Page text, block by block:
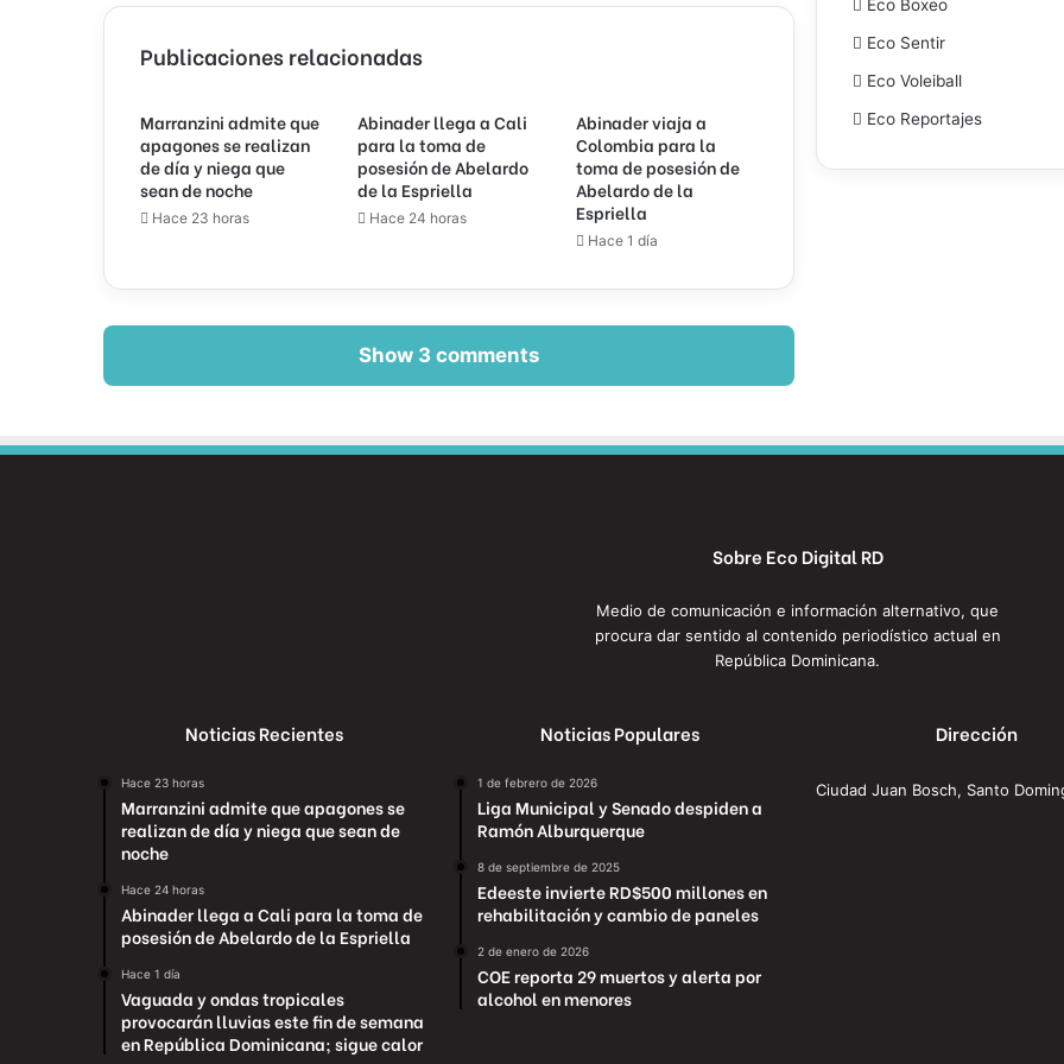
Publicaciones relacionadas
Marranzini admite que
apagones se realizan
de día y niega que
sean de noche
Hace 23 horas
Abinader llega a Cali
para la toma de
posesión de Abelardo
de la Espriella
Hace 24 horas
Abinader viaja a
Colombia para la
toma de posesión de
Abelardo de la
Espriella
Hace 1 día
Show 3 comments
Eco Boxeo
Eco Sentir
Eco Voleiball
Eco Reportajes
Sobre Eco Digital RD
Medio de comunicación e información alternativo, que
procura dar sentido al contenido periodístico actual en
República Dominicana.
Noticias Recientes
Hace 23 horas
Marranzini admite que apagones se
realizan de día y niega que sean de
noche
Hace 24 horas
Abinader llega a Cali para la toma de
posesión de Abelardo de la Espriella
Hace 1 día
Vaguada y ondas tropicales
provocarán lluvias este fin de semana
en República Dominicana; sigue calor
Noticias Populares
1 de febrero de 2026
Liga Municipal y Senado despiden a
Ramón Alburquerque
8 de septiembre de 2025
Edeeste invierte RD$500 millones en
rehabilitación y cambio de paneles
2 de enero de 2026
COE reporta 29 muertos y alerta por
alcohol en menores
Dirección
Ciudad Juan Bosch, Santo